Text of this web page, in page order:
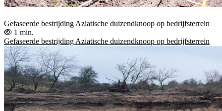
Gefaseerde bestrijding Aziatische duizendknoop op bedrijfsterrein
1 min.
Gefaseerde bestrijding Aziatische duizendknoop op bedrijfsterrein